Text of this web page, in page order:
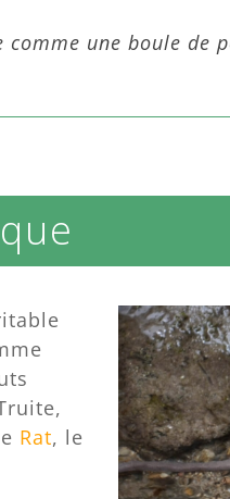
une boule de
Rat, le